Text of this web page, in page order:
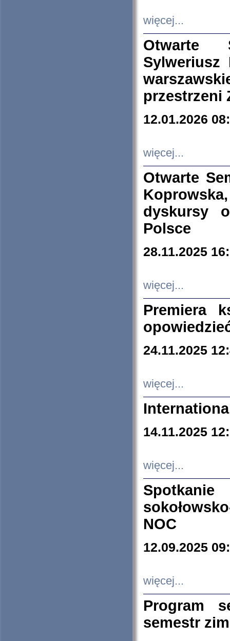
więcej...
Otwarte
Sylweriusz
przestrzeni
12.01.2026
więcej...
Otwarte
dyskursy
Polsce
28.11.2025
więcej...
Premiera
24.11.2025
więcej...
14.11.2025
więcej...
NOC
12.09.2025
więcej...
Program
semestr